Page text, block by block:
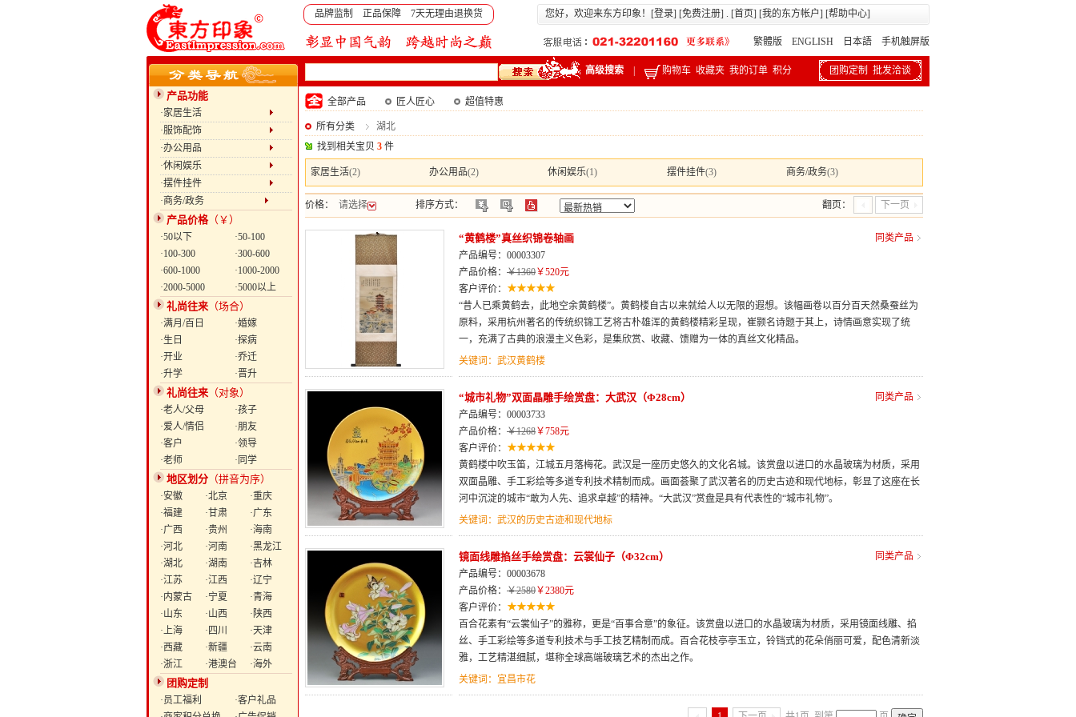
品牌监制 正品保障 7天无理由退换货 您好，欢迎来东方印象！[登录] [免费注册] . [首页] [我的东方帐户] [帮助中心]
繁體版 ENGLISH 日本語 手机触屏版
高级搜索 购物车 收藏夹 我的订单 积分 团购定制 批发洽谈
产品功能
·家居生活
·服饰配饰
·办公用品
·休闲娱乐
·摆件挂件
·商务/政务
产品价格（￥）
·50以下
·50-100
·100-300
·300-600
·600-1000
·1000-2000
·2000-5000
·5000以上
礼尚往来 （场合）
·满月/百日
·婚嫁
·生日
·探病
·开业
·乔迁
·升学
·晋升
礼尚往来 （对象）
·老人/父母
·孩子
·爱人/情侣
·朋友
·客户
·领导
·老师
·同学
地区划分 （拼音为序）
·安徽 ·北京
·重庆
·福建
·甘肃
·广东
·广西
·贵州
·海南
·河北
·河南
·黑龙江
·湖北
·湖南
·吉林
·江苏
·江西
·辽宁
·内蒙古
·宁夏
·青海
·山东
·山西
·陕西
·上海
·四川
·天津
·西藏
·新疆
·云南
·浙江
·港澳台 ·海外
团购定制
·员工福利
·客户礼品
全部产品 匠人匠心 超值特惠
所有分类
湖北
找到相关宝贝 3 件
家居生活(2) 办公用品(2) 休闲娱乐(1) 摆件挂件(3) 商务/政务(3)
价格： 请选择 排序方式： 翻页： 下一页
“黄鹤楼”真丝织锦卷轴画
同类产品
产品编号：00003307
产品价格： ￥1360￥520元
客户评价：
“昔人已乘黄鹤去，此地空余黄鹤楼”。黄鹤楼自古以来就给人以无限的遐想。该幅画卷以百分百天然桑蚕丝为
原料，采用杭州著名的传统织锦工艺将古朴雄浑的黄鹤楼精彩呈现，崔颢名诗题于其上，诗情画意实现了统
一，充满了古典的浪漫主义色彩，是集欣赏、收藏、馈赠为一体的真丝文化精品。
关键词：武汉黄鹤楼
“城市礼物”双面晶雕手绘赏盘：大武汉（Φ28cm）
同类产品
产品编号：00003733
产品价格： ￥1268￥758元
客户评价：
黄鹤楼中吹玉笛，江城五月落梅花。武汉是一座历史悠久的文化名城。该赏盘以进口的水晶玻璃为材质，采用
双面晶雕、手工彩绘等多道专利技术精制而成。画面荟聚了武汉著名的历史古迹和现代地标，彰显了这座在长
河中沉淀的城市“敢为人先、追求卓越”的精神。“大武汉”赏盘是具有代表性的“城市礼物”。
关键词：武汉的历史古迹和现代地标
镜面线雕掐丝手绘赏盘：云裳仙子（Φ32cm）
同类产品
产品编号：00003678
产品价格： ￥2580￥2380元
客户评价：
百合花素有“云裳仙子”的雅称，更是“百事合意”的象征。该赏盘以进口的水晶玻璃为材质，采用镜面线雕、掐
丝、手工彩绘等多道专利技术与手工技艺精制而成。百合花枝亭亭玉立，铃铛式的花朵俏丽可爱，配色清新淡
雅，工艺精湛细腻，堪称全球高端玻璃艺术的杰出之作。
关键词：宜昌市花